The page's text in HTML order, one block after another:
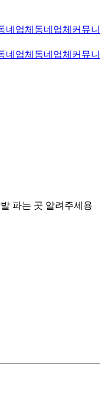
네업체 동네업체 커뮤니
네업체 동네업체 커뮤니
파는 곳 알려주세용